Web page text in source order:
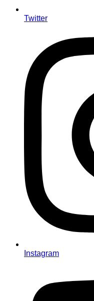
Twitter
Instagram